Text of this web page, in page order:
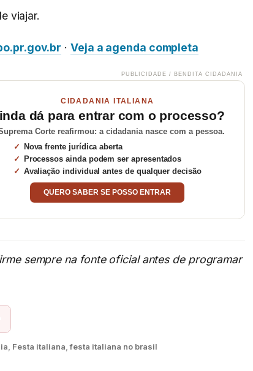
viajar.
· Veja a agenda completa
PUBLICIDADE / BENDITA CIDADANIA
CIDADANIA ITALIANA
dá para entrar com o processo?
Corte reafirmou: a cidadania nasce com a pessoa.
Nova frente jurídica aberta
Processos ainda podem ser apresentados
Avaliação individual antes de qualquer decisão
QUERO SABER SE POSSO ENTRAR
sempre na fonte oficial antes de programar
, Festa italiana,festa italiana no brasil